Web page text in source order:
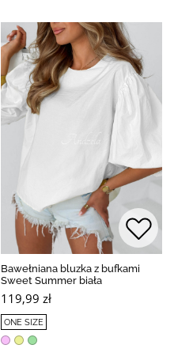
Bawełniana bluzka z bufkami
Sweet Summer biała
119,99 zł
ONE SIZE